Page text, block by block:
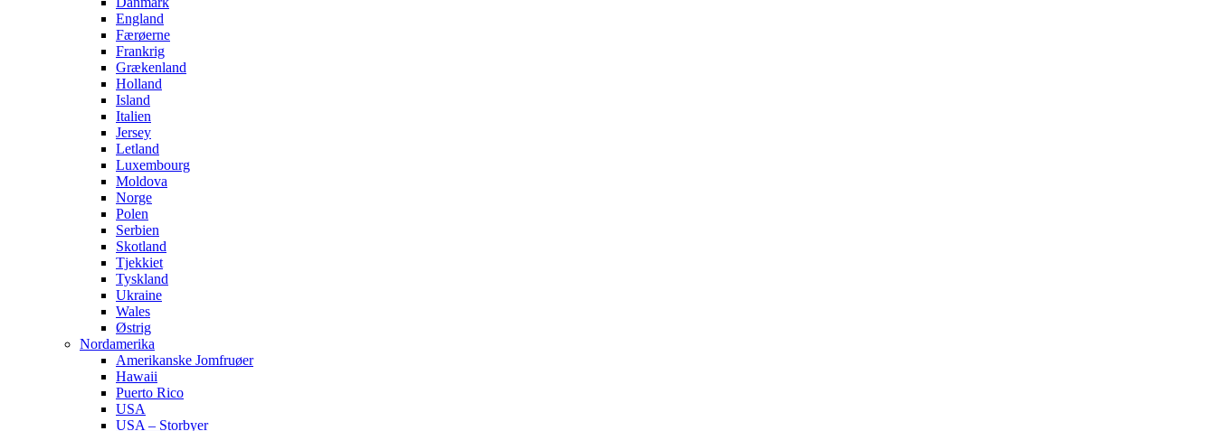
England
Færøerne
Frankrig
Grækenland
Holland
Island
Italien
Jersey
Letland
Luxembourg
Moldova
Norge
Polen
Serbien
Skotland
Tjekkiet
Tyskland
Ukraine
Wales
Østrig
Nordamerika
Amerikanske Jomfruøer
Hawaii
Puerto Rico
USA
USA – Storbyer